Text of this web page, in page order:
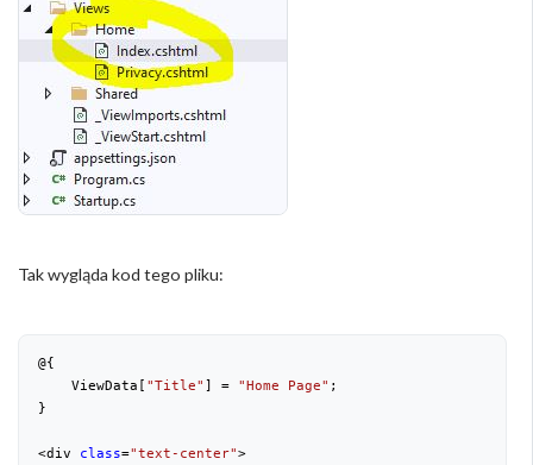
Tak wygląda kod tego pliku:
@{
    ViewData[
"Title" ] = "Home Page" ;
}
<div class="text-center">